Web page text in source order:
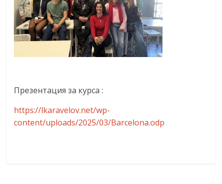
Презентация за курса :
https://lkaravelov.net/wp-
content/uploads/2025/03/Barcelona.odp